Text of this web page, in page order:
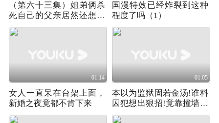
（第六十三集）姐弟俩杀
死自己的父亲居然还想嫁
祸给女孩
国漫特效已经炸裂到这种
程度了吗（1）
01:14
女人一直呆在台架上面，
新婚之夜竟都不肯下来
01:05
本以为监狱固若金汤!谁料
囚犯想出狠招!竟靠撞墙打
开生路!